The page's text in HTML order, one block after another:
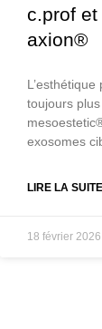
c.prof
axion®
toujours
exosomes
LIRE LA
18 février 2026